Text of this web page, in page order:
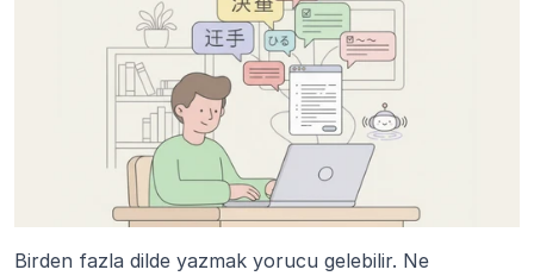
Birden fazla dilde yazmak yorucu gelebilir. Ne